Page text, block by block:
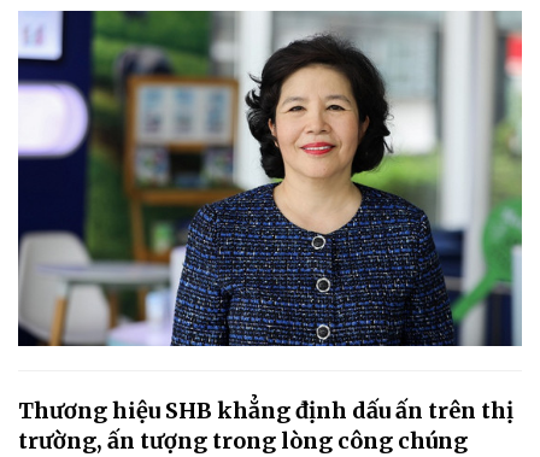
Thương hiệu SHB khẳng định dấu ấn trên thị
trường, ấn tượng trong lòng công chúng